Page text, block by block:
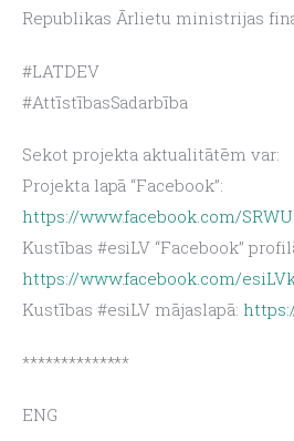
Republikas Ārlietu ministrijas
#LATDEV
#AttīstībasSadarbība
Sekot projekta aktualitātēm var:
Projekta lapā “Facebook”:
https://www.facebook.com/
Kustības #esiLV “Facebook”
https://www.facebook.com/
Kustības #esiLV mājaslapā:
**************
ENG